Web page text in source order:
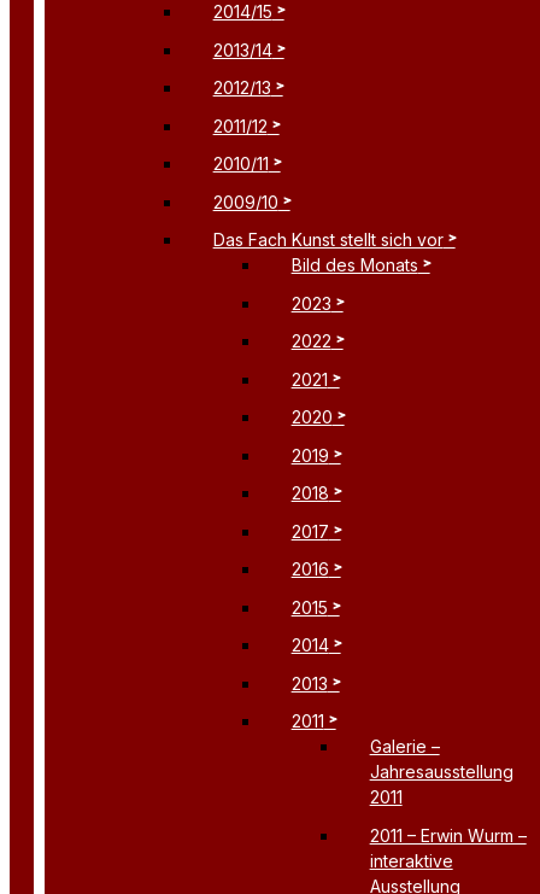
2014/15
2013/14
2012/13
2011/12
2010/11
2009/10
Das Fach Kunst stellt sich vor
Bild des Monats
2023
2022
2021
2020
2019
2018
2017
2016
2015
2014
2013
2011
Galerie –
Jahresausstellung
2011
2011 – Erwin Wurm –
interaktive
Ausstellung